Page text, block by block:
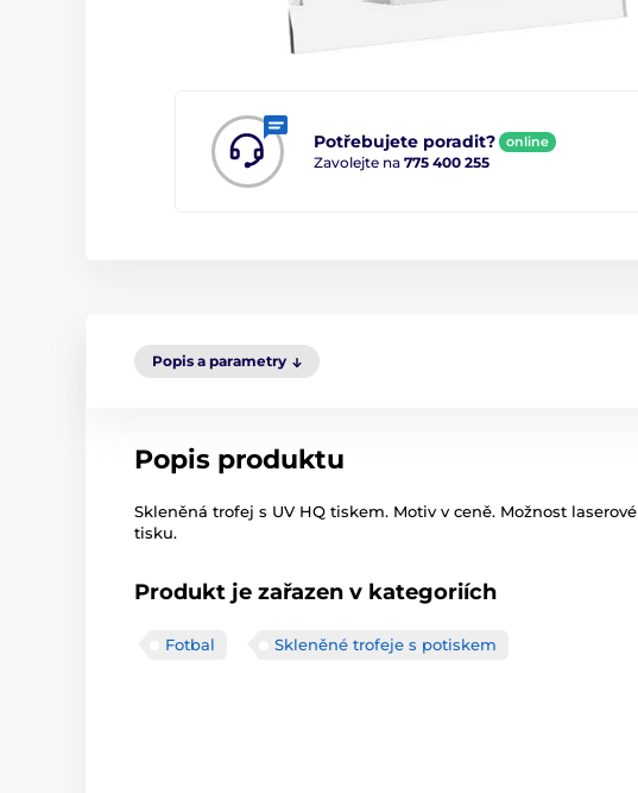
Potřebujete poradit? online
Zavolejte na 775 400 255
Popis a parametry
Popis produktu
Skleněná trofej s UV HQ tiskem. Motiv v ceně. Možnost
tisku.
Produkt je zařazen v kategoriích
Fotbal Skleněné trofeje s potiskem